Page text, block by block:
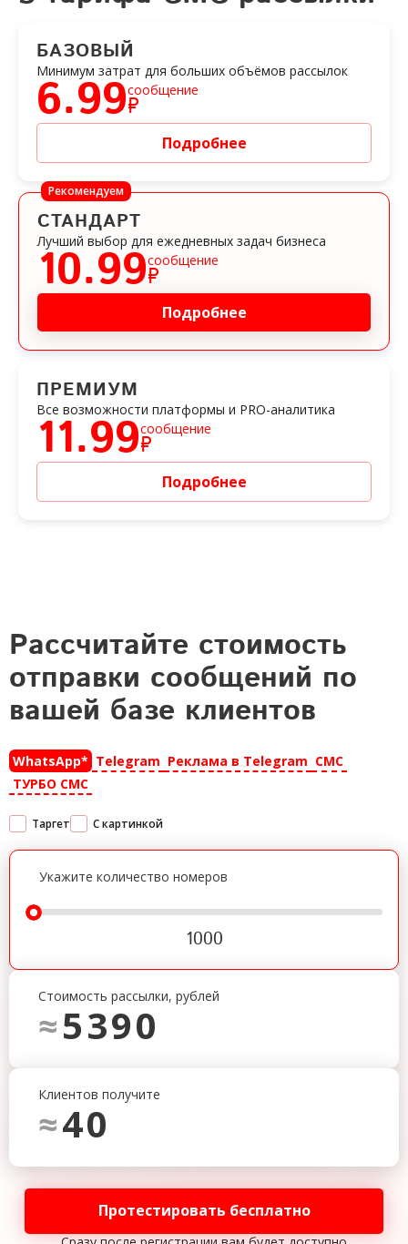
БАЗОВЫЙ
Минимум затрат для больших объёмов рассылок
6.99сообщение
₽
Подробнее
Рекомендуем
СТАНДАРТ
Лучший выбор для ежедневных задач бизнеса
10.99сообщение
₽
Подробнее
ПРЕМИУМ
Все возможности платформы и PRO-аналитика
11.99сообщение
₽
Подробнее
Рассчитайте стоимость
отправки сообщений по
вашей базе клиентов
WhatsApp* Telegram Реклама в Telegram СМС
ТУРБО СМС
Таргет С картинкой
Укажите количество номеров
1000
Стоимость рассылки, рублей
≈5390
Клиентов получите
≈40
Протестировать бесплатно